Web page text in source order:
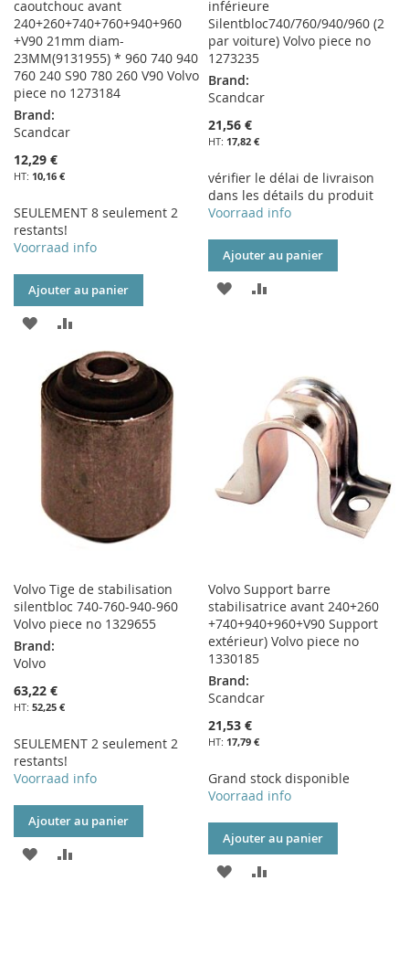
caoutchouc avant
240+260+740+760+940+960
+V90 21mm diam-
23MM(9131955) * 960 740 940
760 240 S90 780 260 V90 Volvo
piece no 1273184
Brand:
Scandcar
12,29 €
10,16 €
SEULEMENT 8 seulement 2
restants!
Voorraad info
Ajouter au panier
AJOUTER
MA
LISTE
D’ENVIE
AU
COMPARATEUR
inférieure
Silentbloc740/760/940/960 (2
par voiture) Volvo piece no
1273235
Brand:
Scandcar
21,56 €
17,82 €
vérifier le délai de livraison
dans les détails du produit
Voorraad info
Ajouter au panier
AJOUTER
D’ENVIE
Volvo Tige de stabilisation
silentbloc 740-760-940-960
Volvo piece no 1329655
Brand:
Volvo
63,22 €
52,25 €
SEULEMENT 2 seulement 2
restants!
Voorraad info
Ajouter au panier
AJOUTER
Volvo Support barre
stabilisatrice avant 240+260
+740+940+960+V90 Support
extérieur) Volvo piece no
1330185
Brand:
Scandcar
21,53 €
17,79 €
Grand stock disponible
Voorraad info
Ajouter au panier
AJOUTER